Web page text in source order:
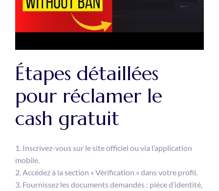
Étapes détaillées
pour réclamer le
cash gratuit
Inscrivez-vous sur le site officiel ou via l’application
mobile.
Accédez à la section « Vérification » dans votre profil.
Fournissez les documents demandés : pièce d’identité,